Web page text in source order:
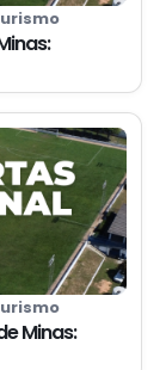
Minas: